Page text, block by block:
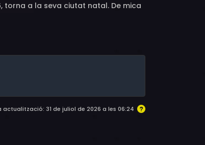
torna a la seva ciutat natal. De mica
actualització: 31 de juliol de 2026 a les 06:24